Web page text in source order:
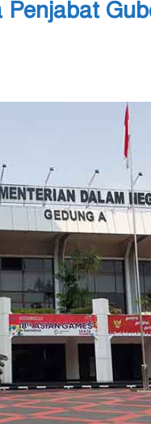
Penjabat